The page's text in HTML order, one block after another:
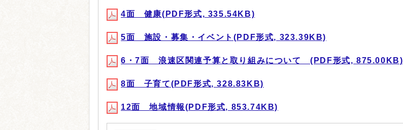
4面 健康(PDF形式, 335.54KB)
5面 施設・募集・イベント(PDF形式, 323.39KB)
6・7面 浪速区関連予算と取り組みについて (PDF形式, 875.00KB)
8面 子育て(PDF形式, 328.83KB)
12面 地域情報(PDF形式, 853.74KB)